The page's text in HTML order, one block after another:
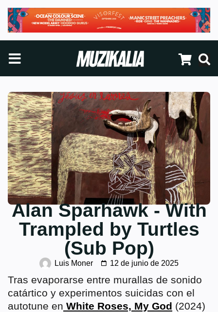
Alan Sparhawk - With
Trampled by Turtles
(Sub Pop)
Luis Moner 12 de junio de 2025
Tras evaporarse entre murallas de sonido
catártico y experimentos suicidas con el
autotune en White Roses, My God (2024)